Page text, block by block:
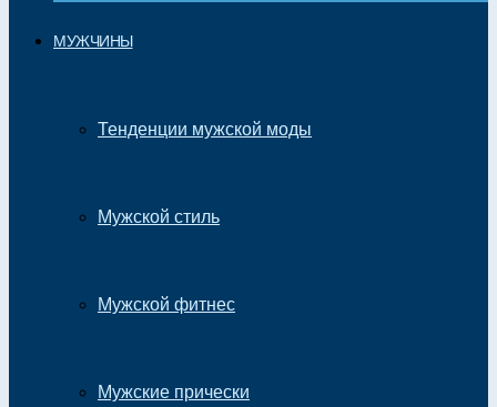
МУЖЧИНЫ
Тенденции мужской моды
Мужской стиль
Мужской фитнес
Мужские прически